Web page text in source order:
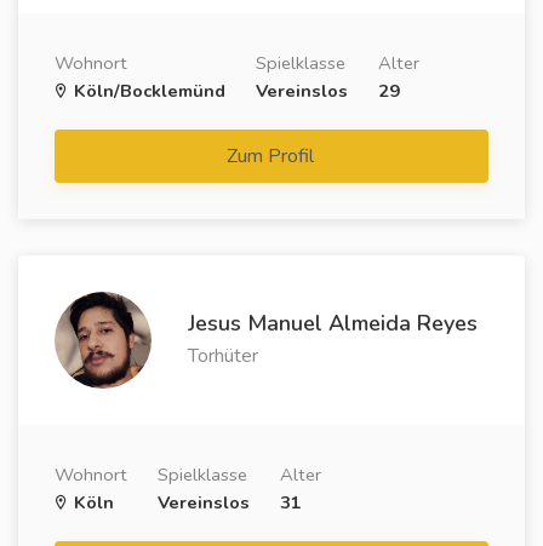
Wohnort
Köln/Bocklemünd
Spielklasse
Vereinslos
Alter
29
Zum Profil
Jesus Manuel Almeida Reyes
Torhüter
Wohnort
Köln
Spielklasse
Vereinslos
Alter
31